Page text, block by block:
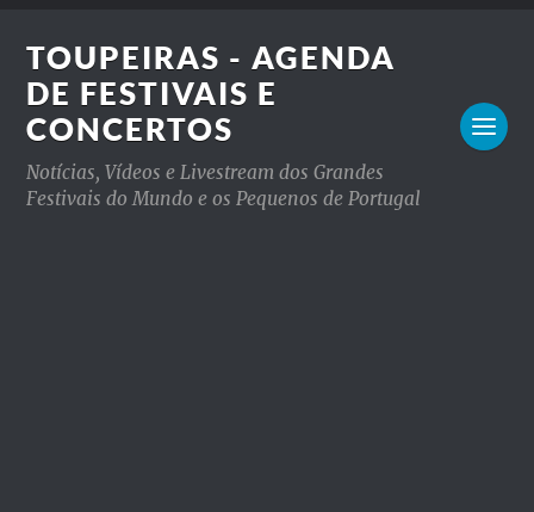
TOUPEIRAS - AGENDA
DE FESTIVAIS E
CONCERTOS
Notícias, Vídeos e Livestream dos Grandes
Festivais do Mundo e os Pequenos de Portugal